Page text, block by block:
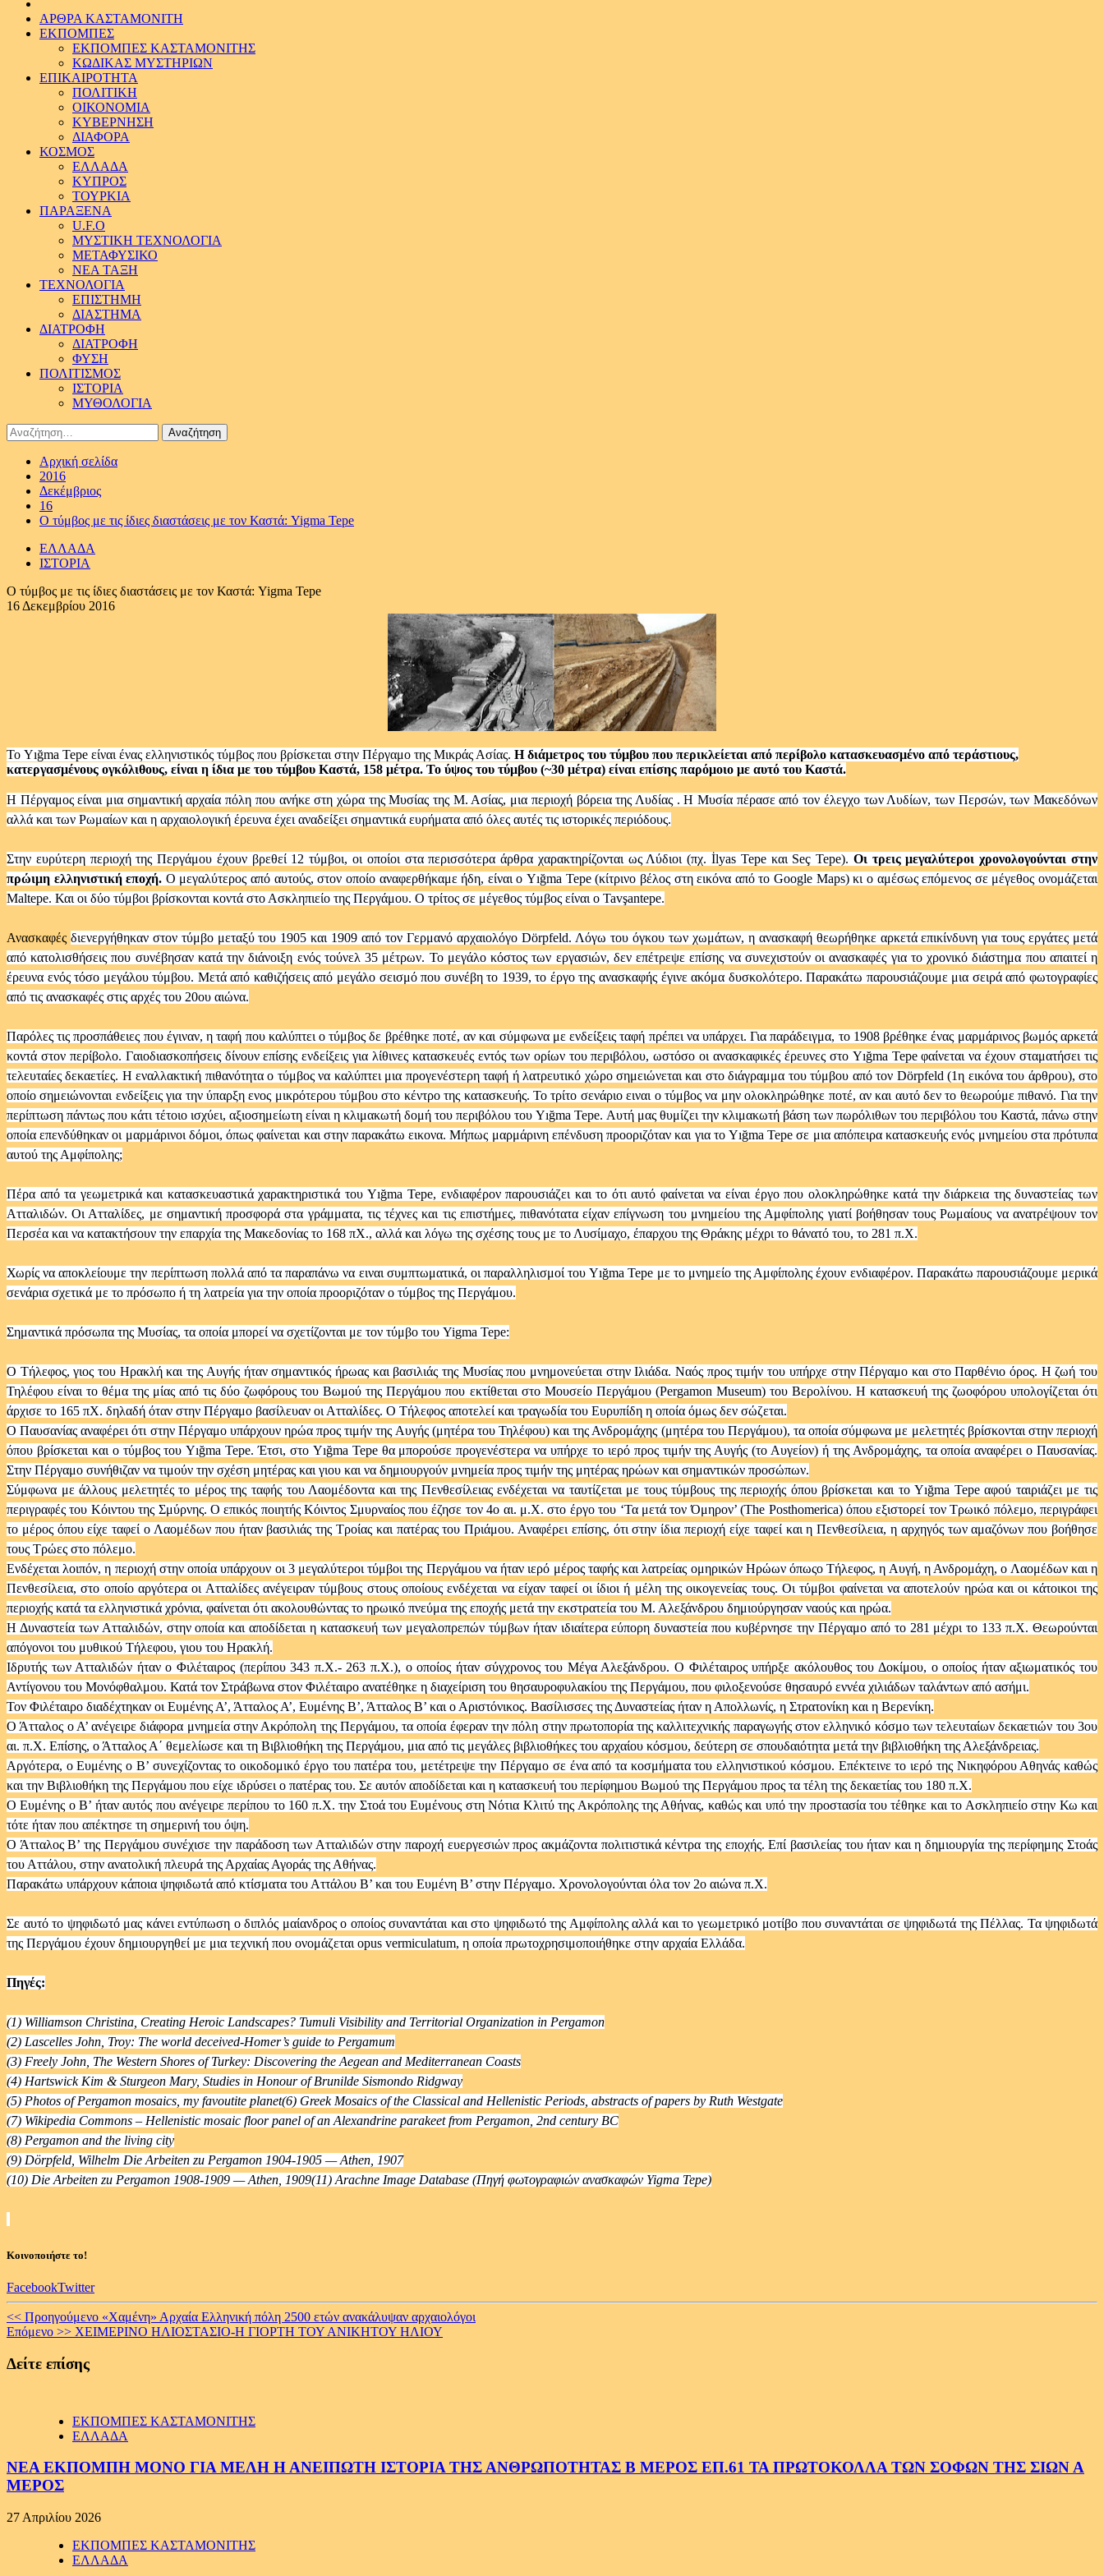
ΑΡΘΡΑ ΚΑΣΤΑΜΟΝΙΤΗ
ΕΚΠΟΜΠΕΣ
ΕΚΠΟΜΠΕΣ ΚΑΣΤΑΜΟΝΙΤΗΣ
ΚΩΔΙΚΑΣ ΜΥΣΤΗΡΙΩΝ
ΕΠΙΚΑΙΡΟΤΗΤΑ
ΠΟΛΙΤΙΚΗ
ΟΙΚΟΝΟΜΙΑ
ΚΥΒΕΡΝΗΣΗ
ΔΙΑΦΟΡΑ
ΚΟΣΜΟΣ
ΕΛΛΑΔΑ
ΚΥΠΡΟΣ
ΤΟΥΡΚΙΑ
ΠΑΡΑΞΕΝΑ
U.F.O
ΜΥΣΤΙΚΗ ΤΕΧΝΟΛΟΓΙΑ
ΜΕΤΑΦΥΣΙΚΟ
ΝΕΑ ΤΑΞΗ
ΤΕΧΝΟΛΟΓΙΑ
ΕΠΙΣΤΗΜΗ
ΔΙΑΣΤΗΜΑ
ΔΙΑΤΡΟΦΗ
ΔΙΑΤΡΟΦΗ
ΦΥΣΗ
ΠΟΛΙΤΙΣΜΟΣ
ΙΣΤΟΡΙΑ
ΜΥΘΟΛΟΓΙΑ
Αναζήτηση
για:
Αρχική σελίδα
2016
Δεκέμβριος
16
Ο τύμβος με τις ίδιες διαστάσεις με τον Καστά: Yigma Tepe
ΕΛΛΑΔΑ
ΙΣΤΟΡΙΑ
Ο τύμβος με τις ίδιες διαστάσεις με τον Καστά: Yigma Tepe
16 Δεκεμβρίου 2016
Το Yığma Tepe είναι ένας ελληνιστικός τύμβος που βρίσκεται στην Πέργαμο της Μικράς Ασίας. Η διάμετρος του τύμβου που περικλείεται από περίβολο κατασκευασμένο από τεράστιους,
κατεργασμένους ογκόλιθους, είναι η ίδια με του τύμβου Καστά, 158 μέτρα. Το ύψος του τύμβου (~30 μέτρα) είναι επίσης παρόμοιο με αυτό του Καστά.
Η Πέργαμος είναι μια σημαντική αρχαία πόλη που ανήκε στη χώρα της Μυσίας της Μ. Ασίας, μια περιοχή βόρεια της Λυδίας . Η Μυσία πέρασε από τον έλεγχο των Λυδίων, των Περσών, των Μακεδόνων
αλλά και των Ρωμαίων και η αρχαιολογική έρευνα έχει αναδείξει σημαντικά ευρήματα από όλες αυτές τις ιστορικές περιόδους.
Στην ευρύτερη περιοχή της Περγάμου έχουν βρεθεί 12 τύμβοι, οι οποίοι στα περισσότερα άρθρα χαρακτηρίζονται ως Λύδιοι (πχ. İlyas Tepe και Seç Tepe). Οι τρεις μεγαλύτεροι χρονολογούνται στην
πρώιμη ελληνιστική εποχή. Ο μεγαλύτερος από αυτούς, στον οποίο αναφερθήκαμε ήδη, είναι ο Yığma Tepe (κίτρινο βέλος στη εικόνα από το Google Maps) κι ο αμέσως επόμενος σε μέγεθος ονομάζεται
Maltepe. Και οι δύο τύμβοι βρίσκονται κοντά στο Ασκληπιείο της Περγάμου. Ο τρίτος σε μέγεθος τύμβος είναι ο Tavşantepe.
Ανασκαφές διενεργήθηκαν στον τύμβο μεταξύ του 1905 και 1909 από τον Γερμανό αρχαιολόγο Dörpfeld. Λόγω του όγκου των χωμάτων, η ανασκαφή θεωρήθηκε αρκετά επικίνδυνη για τους εργάτες μετά
από κατολισθήσεις που συνέβησαν κατά την διάνοιξη ενός τούνελ 35 μέτρων. Το μεγάλο κόστος των εργασιών, δεν επέτρεψε επίσης να συνεχιστούν οι ανασκαφές για το χρονικό διάστημα που απαιτεί η
έρευνα ενός τόσο μεγάλου τύμβου. Μετά από καθιζήσεις από μεγάλο σεισμό που συνέβη το 1939, το έργο της ανασκαφής έγινε ακόμα δυσκολότερο. Παρακάτω παρουσιάζουμε μια σειρά από φωτογραφίες
από τις ανασκαφές στις αρχές του 20ου αιώνα.
Παρόλες τις προσπάθειες που έγιναν, η ταφή που καλύπτει ο τύμβος δε βρέθηκε ποτέ, αν και σύμφωνα με ενδείξεις ταφή πρέπει να υπάρχει. Για παράδειγμα, το 1908 βρέθηκε ένας μαρμάρινος βωμός αρκετά
κοντά στον περίβολο. Γαιοδιασκοπήσεις δίνουν επίσης ενδείξεις για λίθινες κατασκευές εντός των ορίων του περιβόλου, ωστόσο οι ανασκαφικές έρευνες στο Yığma Tepe φαίνεται να έχουν σταματήσει τις
τελευταίες δεκαετίες. Η εναλλακτική πιθανότητα ο τύμβος να καλύπτει μια προγενέστερη ταφή ή λατρευτικό χώρο σημειώνεται και στο διάγραμμα του τύμβου από τον Dörpfeld (1η εικόνα του άρθρου), στο
οποίο σημειώνονται ενδείξεις για την ύπαρξη ενος μικρότερου τύμβου στο κέντρο της κατασκευής. Το τρίτο σενάριο ειναι ο τύμβος να μην ολοκληρώθηκε ποτέ, αν και αυτό δεν το θεωρούμε πιθανό. Για την
περίπτωση πάντως που κάτι τέτοιο ισχύει, αξιοσημείωτη είναι η κλιμακωτή δομή του περιβόλου του Yığma Tepe. Αυτή μας θυμίζει την κλιμακωτή βάση των πωρόλιθων του περιβόλου του Καστά, πάνω στην
οποία επενδύθηκαν οι μαρμάρινοι δόμοι, όπως φαίνεται και στην παρακάτω εικονα. Μήπως μαρμάρινη επένδυση προοριζόταν και για το Yığma Tepe σε μια απόπειρα κατασκευής ενός μνημείου στα πρότυπα
αυτού της Αμφίπολης;
Πέρα από τα γεωμετρικά και κατασκευαστικά χαρακτηριστικά του Yığma Tepe, ενδιαφέρον παρουσιάζει και το ότι αυτό φαίνεται να είναι έργο που ολοκληρώθηκε κατά την διάρκεια της δυναστείας των
Ατταλιδών. Οι Ατταλίδες, με σημαντική προσφορά στα γράμματα, τις τέχνες και τις επιστήμες, πιθανότατα είχαν επίγνωση του μνημείου της Αμφίπολης γιατί βοήθησαν τους Ρωμαίους να ανατρέψουν τον
Περσέα και να κατακτήσουν την επαρχία της Μακεδονίας το 168 πΧ., αλλά και λόγω της σχέσης τους με το Λυσίμαχο, έπαρχου της Θράκης μέχρι το θάνατό του, το 281 π.Χ.
Χωρίς να αποκλείουμε την περίπτωση πολλά από τα παραπάνω να ειναι συμπτωματικά, οι παραλληλισμοί του Yığma Tepe με το μνημείο της Αμφίπολης έχουν ενδιαφέρον. Παρακάτω παρουσιάζουμε μερικά
σενάρια σχετικά με το πρόσωπο ή τη λατρεία για την οποία προοριζόταν ο τύμβος της Περγάμου.
Σημαντικά πρόσωπα της Μυσίας, τα οποία μπορεί να σχετίζονται με τον τύμβο του Yigma Tepe:
Ο Τήλεφος, γιος του Ηρακλή και της Αυγής ήταν σημαντικός ήρωας και βασιλιάς της Μυσίας που μνημονεύεται στην Ιλιάδα. Ναός προς τιμήν του υπήρχε στην Πέργαμο και στο Παρθένιο όρος. Η ζωή του
Τηλέφου είναι το θέμα της μίας από τις δύο ζωφόρους του Βωμού της Περγάμου που εκτίθεται στο Μουσείο Περγάμου (Pergamon Μuseum) του Βερολίνου. Η κατασκευή της ζωοφόρου υπολογίζεται ότι
άρχισε το 165 πΧ. δηλαδή όταν στην Πέργαμο βασίλευαν οι Ατταλίδες. Ο Τήλεφος αποτελεί και τραγωδία του Ευρυπίδη η οποία όμως δεν σώζεται.
Ο Παυσανίας αναφέρει ότι στην Πέργαμο υπάρχουν ηρώα προς τιμήν της Αυγής (μητέρα του Τηλέφου) και της Ανδρομάχης (μητέρα του Περγάμου), τα οποία σύμφωνα με μελετητές βρίσκονται στην περιοχή
όπου βρίσκεται και ο τύμβος του Yığma Tepe. Έτσι, στο Yığma Tepe θα μπορούσε προγενέστερα να υπήρχε το ιερό προς τιμήν της Αυγής (το Αυγείον) ή της Ανδρομάχης, τα οποία αναφέρει ο Παυσανίας.
Στην Πέργαμο συνήθιζαν να τιμούν την σχέση μητέρας και γιου και να δημιουργούν μνημεία προς τιμήν της μητέρας ηρώων και σημαντικών προσώπων.
Σύμφωνα με άλλους μελετητές το μέρος της ταφής του Λαομέδοντα και της Πενθεσίλειας ενδέχεται να ταυτίζεται με τους τύμβους της περιοχής όπου βρίσκεται και το Yığma Tepe αφού ταιριάζει με τις
περιγραφές του Κόιντου της Σμύρνης. Ο επικός ποιητής Κόιντος Σμυρναίος που έζησε τον 4ο αι. μ.Χ. στο έργο του ‘Τα μετά τον Όμηρον’ (The Posthomerica) όπου εξιστορεί τον Τρωικό πόλεμο, περιγράφει
το μέρος όπου είχε ταφεί ο Λαομέδων που ήταν βασιλιάς της Τροίας και πατέρας του Πριάμου. Αναφέρει επίσης, ότι στην ίδια περιοχή είχε ταφεί και η Πενθεσίλεια, η αρχηγός των αμαζόνων που βοήθησε
τους Τρώες στο πόλεμο.
Ενδέχεται λοιπόν, η περιοχή στην οποία υπάρχουν οι 3 μεγαλύτεροι τύμβοι της Περγάμου να ήταν ιερό μέρος ταφής και λατρείας ομηρικών Ηρώων όπωςο Τήλεφος, η Αυγή, η Ανδρομάχη, ο Λαομέδων και η
Πενθεσίλεια, στο οποίο αργότερα οι Ατταλίδες ανέγειραν τύμβους στους οποίους ενδέχεται να είχαν ταφεί οι ίδιοι ή μέλη της οικογενείας τους. Οι τύμβοι φαίνεται να αποτελούν ηρώα και οι κάτοικοι της
περιοχής κατά τα ελληνιστικά χρόνια, φαίνεται ότι ακολουθώντας το ηρωικό πνεύμα της εποχής μετά την εκστρατεία του Μ. Αλεξάνδρου δημιούργησαν ναούς και ηρώα.
Η Δυναστεία των Ατταλιδών, στην οποία και αποδίδεται η κατασκευή των μεγαλοπρεπών τύμβων ήταν ιδιαίτερα εύπορη δυναστεία που κυβέρνησε την Πέργαμο από το 281 μέχρι το 133 π.Χ. Θεωρούνται
απόγονοι του μυθικού Τήλεφου, γιου του Ηρακλή.
Ιδρυτής των Ατταλιδών ήταν ο Φιλέταιρος (περίπου 343 π.Χ.- 263 π.Χ.), ο οποίος ήταν σύγχρονος του Μέγα Αλεξάνδρου. Ο Φιλέταιρος υπήρξε ακόλουθος του Δοκίμου, ο οποίος ήταν αξιωματικός του
Αντίγονου του Μονόφθαλμου. Κατά τον Στράβωνα στον Φιλέταιρο ανατέθηκε η διαχείριση του θησαυροφυλακίου της Περγάμου, που φιλοξενούσε θησαυρό εννέα χιλιάδων ταλάντων από ασήμι.
Τον Φιλέταιρο διαδέχτηκαν οι Ευμένης Α’, Άτταλος Α’, Ευμένης Β’, Άτταλος Β’ και ο Αριστόνικος. Βασίλισσες της Δυναστείας ήταν η Απολλωνίς, η Στρατονίκη και η Βερενίκη.
Ο Άτταλος ο Α’ ανέγειρε διάφορα μνημεία στην Ακρόπολη της Περγάμου, τα οποία έφεραν την πόλη στην πρωτοπορία της καλλιτεχνικής παραγωγής στον ελληνικό κόσμο των τελευταίων δεκαετιών του 3ου
αι. π.Χ. Επίσης, ο Άτταλος Α΄ θεμελίωσε και τη Βιβλιοθήκη της Περγάμου, μια από τις μεγάλες βιβλιοθήκες του αρχαίου κόσμου, δεύτερη σε σπουδαιότητα μετά την βιβλιοθήκη της Αλεξάνδρειας.
Αργότερα, ο Ευμένης ο Β’ συνεχίζοντας το οικοδομικό έργο του πατέρα του, μετέτρεψε την Πέργαμο σε ένα από τα κοσμήματα του ελληνιστικού κόσμου. Επέκτεινε το ιερό της Νικηφόρου Αθηνάς καθώς
και την Βιβλιοθήκη της Περγάμου που είχε ιδρύσει ο πατέρας του. Σε αυτόν αποδίδεται και η κατασκευή του περίφημου Βωμού της Περγάμου προς τα τέλη της δεκαετίας του 180 π.Χ.
Ο Ευμένης ο Β’ ήταν αυτός που ανέγειρε περίπου το 160 π.Χ. την Στοά του Ευμένους στη Νότια Κλιτύ της Ακρόπολης της Αθήνας, καθώς και υπό την προστασία του τέθηκε και το Ασκληπιείο στην Κω και
τότε ήταν που απέκτησε τη σημερινή του όψη.
Ο Άτταλος Β’ της Περγάμου συνέχισε την παράδοση των Ατταλιδών στην παροχή ευεργεσιών προς ακμάζοντα πολιτιστικά κέντρα της εποχής. Επί βασιλείας του ήταν και η δημιουργία της περίφημης Στοάς
του Αττάλου, στην ανατολική πλευρά της Αρχαίας Αγοράς της Αθήνας.
Παρακάτω υπάρχουν κάποια ψηφιδωτά από κτίσματα του Αττάλου Β’ και του Ευμένη Β’ στην Πέργαμο. Χρονολογούνται όλα τον 2ο αιώνα π.Χ.
Σε αυτό το ψηφιδωτό μας κάνει εντύπωση ο διπλός μαίανδρος ο οποίος συναντάται και στο ψηφιδωτό της Αμφίπολης αλλά και το γεωμετρικό μοτίβο που συναντάται σε ψηφιδωτά της Πέλλας. Τα ψηφιδωτά
της Περγάμου έχουν δημιουργηθεί με μια τεχνική που ονομάζεται opus vermiculatum, η οποία πρωτοχρησιμοποιήθηκε στην αρχαία Ελλάδα.
Πηγές:
(1) Williamson Christina, Creating Heroic Landscapes? Tumuli Visibility and Territorial Organization in Pergamon
(2) Lascelles John, Troy: The world deceived-Homer’s guide to Pergamum
(3) Freely John, The Western Shores of Turkey: Discovering the Aegean and Mediterranean Coasts
(4) Hartswick Kim & Sturgeon Mary, Studies in Honour of Brunilde Sismondo Ridgway
(5) Photos of Pergamon mosaics, my favoutite planet(6) Greek Mosaics of the Classical and Hellenistic Periods, abstracts of papers by Ruth Westgate
(7) Wikipedia Commons – Hellenistic mosaic floor panel of an Alexandrine parakeet from Pergamon, 2nd century BC
(8) Pergamon and the living city
(9) Dörpfeld, Wilhelm Die Arbeiten zu Pergamon 1904-1905 — Athen, 1907
(10) Die Arbeiten zu Pergamon 1908-1909 — Athen, 1909(11) Arachne Image Database (Πηγή φωτογραφιών ανασκαφών Yigma Tepe)
Κοινοποιήστε το!
FacebookTwitter
Continue
Reading
<< Προηγούμενο «Χαμένη» Αρχαία Ελληνική πόλη 2500 ετών ανακάλυψαν αρχαιολόγοι
Επόμενο >> ΧΕΙΜΕΡΙΝΟ ΗΛΙΟΣΤΑΣΙΟ-Η ΓΙΟΡΤΗ ΤΟΥ ΑΝΙΚΗΤΟΥ ΗΛΙΟΥ
Δείτε επίσης
ΕΚΠΟΜΠΕΣ ΚΑΣΤΑΜΟΝΙΤΗΣ
ΕΛΛΑΔΑ
ΝΕΑ ΕΚΠΟΜΠΗ ΜΟΝΟ ΓΙΑ ΜΕΛΗ Η ΑΝΕΙΠΩΤΗ ΙΣΤΟΡΙΑ ΤΗΣ ΑΝΘΡΩΠΟΤΗΤΑΣ Β ΜΕΡΟΣ ΕΠ.61 ΤΑ ΠΡΩΤΟΚΟΛΛΑ ΤΩΝ ΣΟΦΩΝ ΤΗΣ ΣΙΩΝ Α
ΜΕΡΟΣ
27 Απριλίου 2026
ΕΚΠΟΜΠΕΣ ΚΑΣΤΑΜΟΝΙΤΗΣ
ΕΛΛΑΔΑ